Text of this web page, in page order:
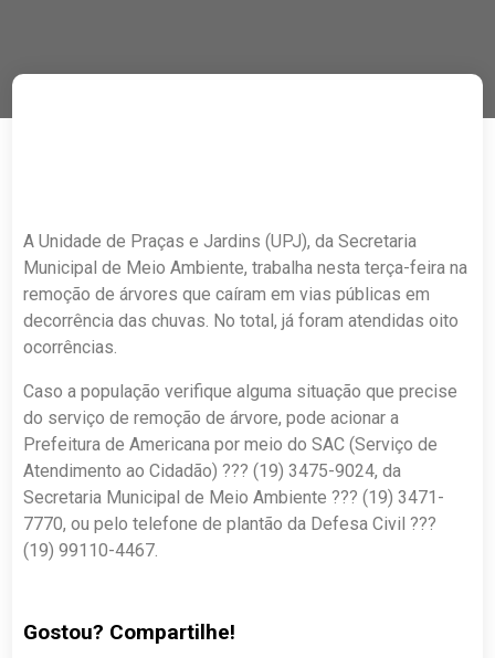
A Unidade de Praças e Jardins (UPJ), da Secretaria
Municipal de Meio Ambiente, trabalha nesta terça-feira na
remoção de árvores que caíram em vias públicas em
decorrência das chuvas. No total, já foram atendidas oito
ocorrências.
Caso a população verifique alguma situação que precise
do serviço de remoção de árvore, pode acionar a
Prefeitura de Americana por meio do SAC (Serviço de
Atendimento ao Cidadão) ??? (19) 3475-9024, da
Secretaria Municipal de Meio Ambiente ??? (19) 3471-
7770, ou pelo telefone de plantão da Defesa Civil ???
(19) 99110-4467.
Gostou? Compartilhe!